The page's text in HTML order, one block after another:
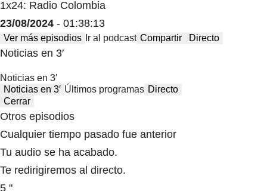
1x24: Radio Colombia
23/08/2024 - 01:38:13
Ver más episodios Ir al podcast Compartir Directo
Noticias en 3′
Noticias en 3′
Noticias en 3′ Últimos programas Directo
Cerrar
Otros episodios
Cualquier tiempo pasado fue anterior
Tu audio se ha acabado.
Te redirigiremos al directo.
5 "